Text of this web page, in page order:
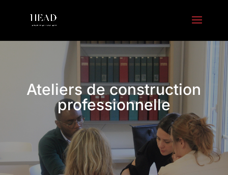
Ateliers de construction
professionnelle